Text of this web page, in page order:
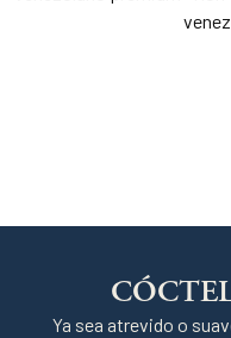
Ya sea atrevido o